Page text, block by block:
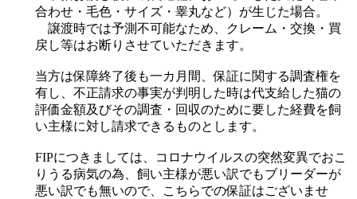
合わせ・毛色・サイズ・睾丸など）が生じた場合。
譲渡時では予測不可能なため、クレーム・交換・買
戻し等はお断りさせていただきます。
当方は保障終了後も一カ月間、保証に関する調査権を
有し、不正請求の事実が判明した時は代支給した猫の
評価金額及びその調査・回収のために要した経費を飼
い主様に対し請求できるものとします。
FIPにつきましては、コロナウイルスの突然変異でおこ
りうる病気の為、飼い主様が悪い訳でもブリーダーが
悪い訳でも無いので、こちらでの保証はございませ